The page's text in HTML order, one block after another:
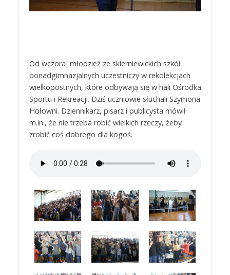
Od wczoraj młodzież ze skierniewickich szkół
ponadgimnazjalnych uczestniczy w rekolekcjach
wielkopostnych, które odbywają się w hali Ośrodka
Sportu i Rekreacji. Dziś uczniowie słuchali Szymona
Hołowni. Dziennikarz, pisarz i publicysta mówił
m.in., że nie trzeba robić wielkich rzeczy, żeby
zrobić coś dobrego dla kogoś.